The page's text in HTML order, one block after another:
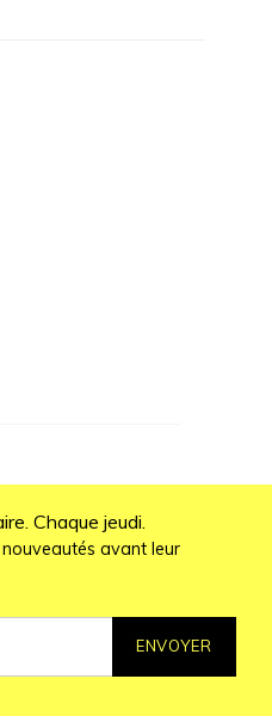
Chaque jeudi.
avant leur
ENVOYER